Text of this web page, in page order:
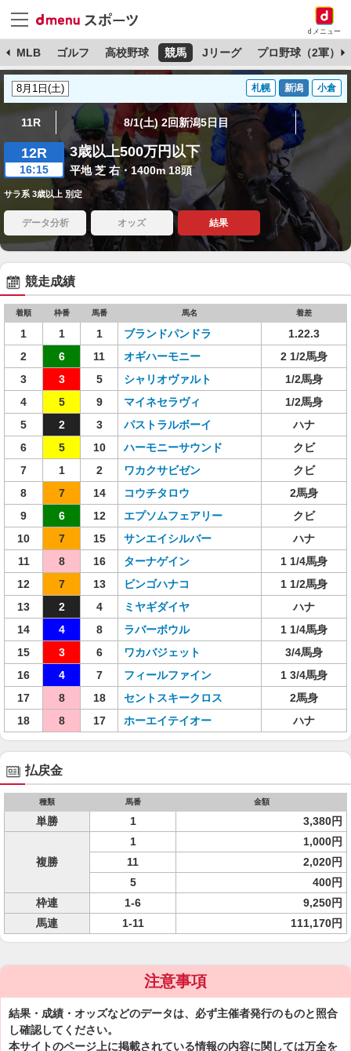
dメニュー
MLB ゴルフ 高校野球 競馬 Jリーグ プロ野球（2軍）
札幌 新潟 小倉
11R 8/1(土) 2回新潟5日目
12R
16:15
3歳以上500万円以下
平地 芝 右・1400m 18頭
サラ系 3歳以上 別定
データ分析 オッズ 結果
競走成績
着順 枠番 馬番 馬名 着差
1 1 1 ブランドパンドラ
1.22.3
2
6 11 オギハーモニー
2 1/2馬身
3
3 5 シャリオヴァルト
1/2馬身
4
5 9 マイネセラヴィ
1/2馬身
5
2 3 パストラルボーイ
ハナ
6
5 10 ハーモニーサウンド
クビ
7
1 2 ワカクサビゼン
クビ
8
7 14 コウチタロウ
2馬身
9
6 12 エプソムフェアリー
クビ
10
7 15 サンエイシルバー
ハナ
11
8 16 ターナゲイン
1 1/4馬身
12
7 13 ビンゴハナコ
1 1/2馬身
13
2 4 ミヤギダイヤ
ハナ
14
4 8 ラバーボウル
1 1/4馬身
15
3 6 ワカバジェット
3/4馬身
16
4 7 フィールファイン
1 3/4馬身
17
8 18 セントスキークロス
2馬身
18
8 17 ホーエイテイオー ハナ
払戻金
種類 馬番 金額
単勝 1 3,380円
複勝
1
1,000円
11
2,020円
5
400円
枠連
1-6
9,250円
馬連
1-11 111,170円
注意事項
結果・成績・オッズなどのデータは、必ず主催者発行のものと照合
し確認してください。
本サイトのページ上に掲載されている情報の内容に関しては万全を